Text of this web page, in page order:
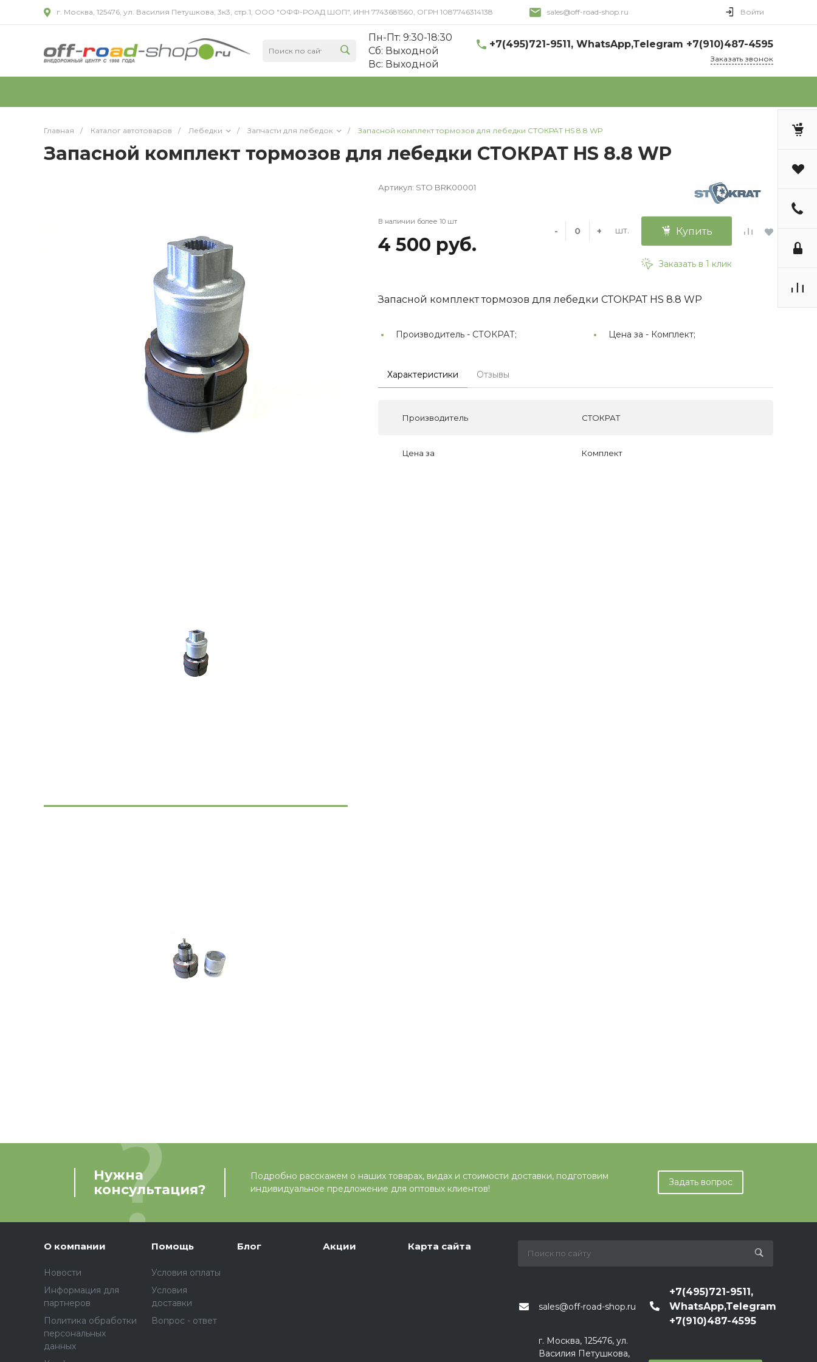
г. Москва, 125476, ул. Василия Петушкова, 3к3, стр.1, ООО "ОФФ-РОАД ШОП", ИНН 7743681560, ОГРН 1087746314138 sales@off-road-shop.ru Войти
Пн-Пт: 9:30-18:30
Cб: Выходной
Вс: Выходной
+7(495)721-9511, WhatsApp,Telegram +7(910)487-4595
Заказать звонок
Главная / Каталог автотоваров / Лебедки / Запчасти для лебедок / Запасной комплект тормозов для лебедки СТОКРАТ HS 8.8 WP
Запасной комплект тормозов для лебедки СТОКРАТ HS 8.8 WP
Артикул: STO BRK00001
В наличии более 10 шт
4 500 руб.
- + шт. Купить
Заказать в 1 клик
Запасной комплект тормозов для лебедки СТОКРАТ HS 8.8 WP
Производитель - СТОКРАТ; Цена за - Комплект;
Характеристики Отзывы
Производитель СТОКРАТ
Цена за Комплект
Нужна
консультация?
Подробно расскажем о наших товарах, видах и стоимости доставки, подготовим
индивидуальное предложение для оптовых клиентов!
Задать вопрос
О компании
Новости
Информация для
партнеров
Политика обработки
персональных
данных
Помощь
Условия оплаты
Условия
доставки
Вопрос - ответ
Блог Акции Карта сайта
sales@off-road-shop.ru
+7(495)721-9511,
WhatsApp,Telegram
+7(910)487-4595
г. Москва, 125476, ул.
Василия Петушкова,